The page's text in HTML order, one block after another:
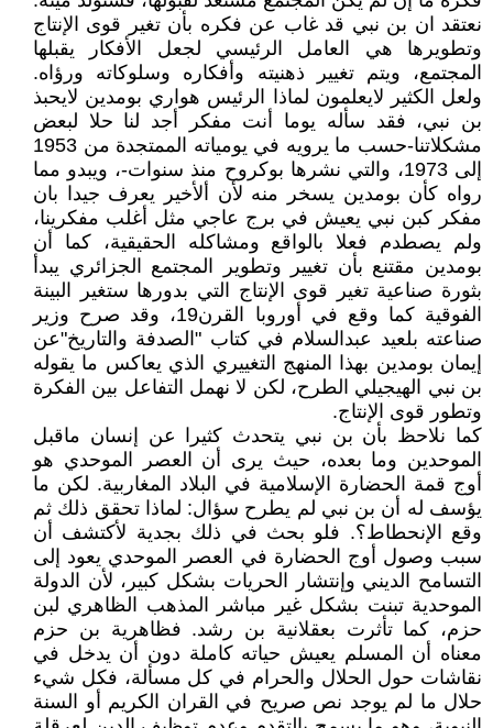
نعتقد ان بن نبي قد غاب عن فكره بأن تغير قوى الإنتاج
وتطويرها هي العامل الرئيسي لجعل الأفكار يقبلها
المجتمع، ويتم تغيير ذهنيته وأفكاره وسلوكاته ورؤاه.
ولعل الكثير لايعلمون لماذا الرئيس هواري بومدين لايحبذ
بن نبي، فقد سأله يوما أنت مفكر أجد لنا حلا لبعض
مشكلاتنا-حسب ما يرويه في يومياته الممتجدة من 1953
إلى 1973، والتي نشرها بوكروح منذ سنوات-، ويبدو مما
رواه كأن بومدين يسخر منه لأن ألأخير يعرف جيدا بان
مفكر كبن نبي يعيش في برج عاجي مثل أغلب مفكرينا،
ولم يصطدم فعلا بالواقع ومشاكله الحقيقية، كما أن
بومدين مقتنع بأن تغيير وتطوير المجتمع الجزائري يبدأ
بثورة صناعية تغير قوى الإنتاج التي بدورها ستغير البينة
الفوقية كما وقع في أوروبا القرن19، وقد صرح وزير
صناعته بلعيد عبدالسلام في كتاب "الصدفة والتاريخ"عن
إيمان بومدين بهذا المنهج التغييري الذي يعاكس ما يقوله
بن نبي الهيجيلي الطرح، لكن لا نهمل التفاعل بين الفكرة
وتطور قوى الإنتاج.
كما نلاحظ بأن بن نبي يتحدث كثيرا عن إنسان ماقبل
الموحدين وما بعده، حيث يرى أن العصر الموحدي هو
أوج قمة الحضارة الإسلامية في البلاد المغاربية. لكن ما
يؤسف له أن بن نبي لم يطرح سؤال: لماذا تحقق ذلك ثم
وقع الإنحطاط؟. فلو بحث في ذلك بجدية لأكتشف أن
سبب وصول أوج الحضارة في العصر الموحدي يعود إلى
التسامح الديني وإنتشار الحريات بشكل كبير، لأن الدولة
الموحدية تبنت بشكل غير مباشر المذهب الظاهري لبن
حزم، كما تأثرت بعقلانية بن رشد. فظاهرية بن حزم
معناه أن المسلم يعيش حياته كاملة دون أن يدخل في
نقاشات حول الحلال والحرام في كل مسألة، فكل شيء
حلال ما لم يوجد نص صريح في القران الكريم أو السنة